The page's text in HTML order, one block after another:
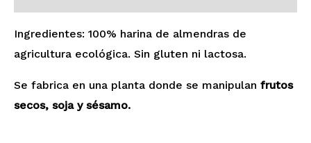
Ingredientes: 100% harina de almendras de
agricultura ecológica. Sin gluten ni lactosa.
Se fabrica en una planta donde se manipulan frutos
secos, soja y sésamo.